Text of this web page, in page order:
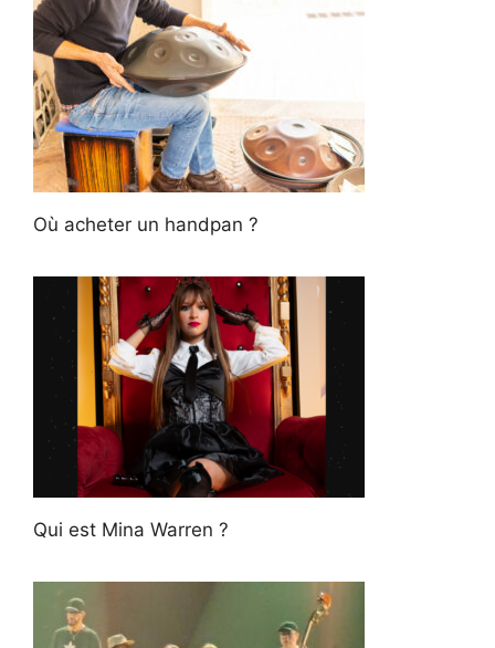
Où acheter un handpan ?
Qui est Mina Warren ?